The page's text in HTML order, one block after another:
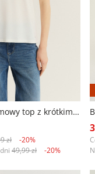
Uniwersalny kremowy top z krótkim rękawem
zł
-20%
49,99 zł -20%